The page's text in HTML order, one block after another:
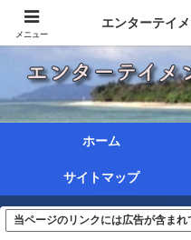
ホーム
サイトマップ
当ページのリンクには広告が含まれ
メニュー
エンターテイ